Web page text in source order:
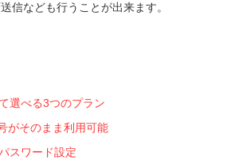
信なども行うことが出来ます。
選べる3つのプラン
がそのまま利用可能
スワード設定